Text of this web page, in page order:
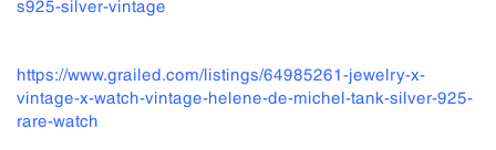
s925-silver-vintage
https://www.grailed.com/listings/64985261-jewelry-x-
vintage-x-watch-vintage-helene-de-michel-tank-silver-925-
rare-watch